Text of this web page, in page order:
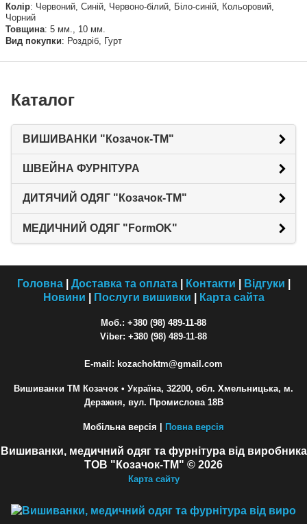
Колір: Червоний, Синій, Червоно-білий, Біло-синій, Кольоровий,
Чорний
Товщина: 5 мм., 10 мм.
Вид покупки: Роздріб, Гурт
Каталог
ВИШИВАНКИ "Козачок-ТМ"
ШВЕЙНА ФУРНІТУРА
ДИТЯЧИЙ ОДЯГ "Козачок-ТМ"
МЕДИЧНИЙ ОДЯГ "FormOK"
Головна| Доставка та оплата| Контакти Відгуки
Новини
Послуги вишивки Карта сайта
Моб.: +380 (98) 489-11-88
Viber: +380 (98) 489-11-88
E-mail: kozachoktm@gmail.com
Вишиванки ТМ Козачок • Україна, 32200, обл. Хмельницька, м.
Деражня, вул. Промислова 18В
Мобільна версія | Повна версія
Вишиванки, медичний одяг та фурнітура від виробника
ТОВ "Козачок-ТМ" © 2026
Карта сайту